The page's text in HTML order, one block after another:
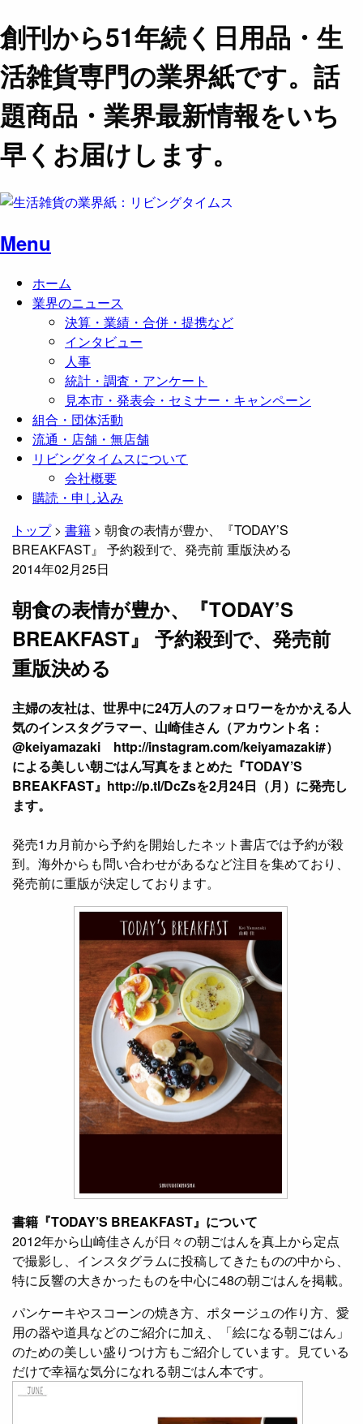
創刊から51年続く日用品・生
活雑貨専門の業界紙です。話
題商品・業界最新情報をいち
早くお届けします。
Menu
ホーム
業界のニュース
決算・業績・合併・提携など
インタビュー
人事
統計・調査・アンケート
見本市・発表会・セミナー・キャンペーン
組合・団体活動
流通・店舗・無店舗
リビングタイムスについて
会社概要
購読・申し込み
トップ> 書籍 > 朝食の表情が豊か、『TODAY’S
BREAKFAST』 予約殺到で、発売前 重版決める
2014年02月25日
朝食の表情が豊か、『TODAY’S
BREAKFAST』 予約殺到で、発売前
重版決める
主婦の友社は、世界中に24万人のフォロワーをかかえる人
気のインスタグラマー、山崎佳さん（アカウント名：
@keiyamazaki http://instagram.com/keiyamazaki#）
による美しい朝ごはん写真をまとめた『TODAY’S
BREAKFAST』http://p.tl/DcZsを2月24日（月）に発売し
ます。
発売1カ月前から予約を開始したネット書店では予約が殺
到。海外からも問い合わせがあるなど注目を集めており、
発売前に重版が決定しております。
書籍『TODAY’S BREAKFAST』について
2012年から山崎佳さんが日々の朝ごはんを真上から定点
で撮影し、インスタグラムに投稿してきたものの中から、
特に反響の大きかったものを中心に48の朝ごはんを掲載。
パンケーキやスコーンの焼き方、ポタージュの作り方、愛
用の器や道具などのご紹介に加え、「絵になる朝ごはん」
のための美しい盛りつけ方もご紹介しています。見ている
だけで幸福な気分になれる朝ごはん本です。